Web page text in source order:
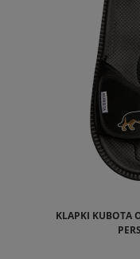
KLAPKI KUBOTA